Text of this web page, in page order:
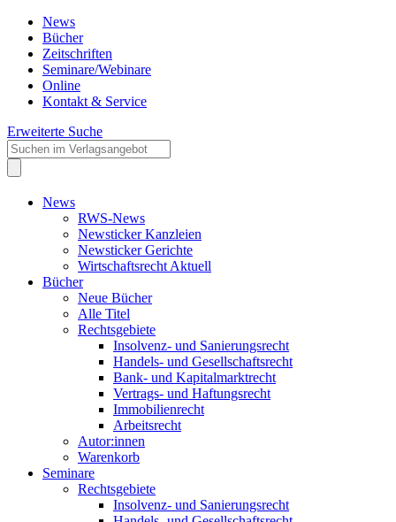
News
Bücher
Zeitschriften
Seminare/Webinare
Online
Kontakt & Service
Erweiterte Suche
News
RWS-News
Newsticker Kanzleien
Newsticker Gerichte
Wirtschaftsrecht Aktuell
Bücher
Neue Bücher
Alle Titel
Rechtsgebiete
Insolvenz- und Sanierungsrecht
Handels- und Gesellschaftsrecht
Bank- und Kapitalmarktrecht
Vertrags- und Haftungsrecht
Immobilienrecht
Arbeitsrecht
Autor:innen
Warenkorb
Seminare
Rechtsgebiete
Insolvenz- und Sanierungsrecht